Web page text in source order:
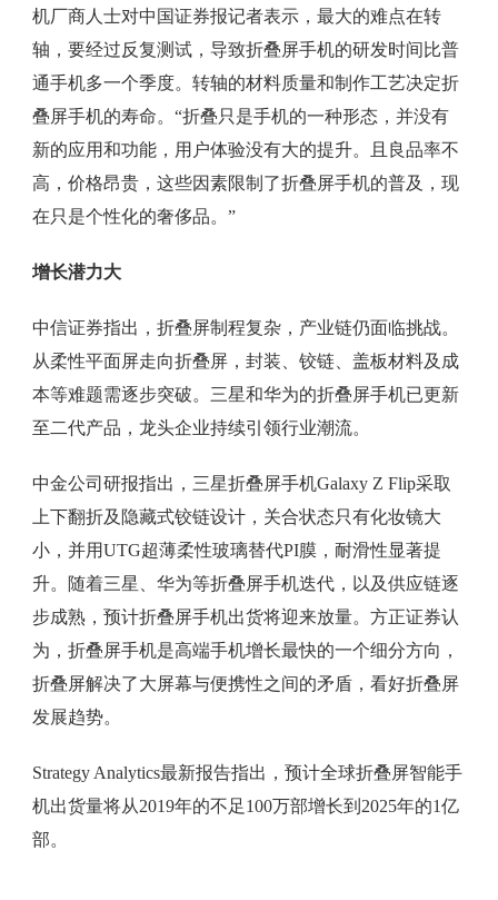
机厂商人士对中国证券报记者表示，最大的难点在转
轴，要经过反复测试，导致折叠屏手机的研发时间比普
通手机多一个季度。转轴的材料质量和制作工艺决定折
叠屏手机的寿命。“折叠只是手机的一种形态，并没有
新的应用和功能，用户体验没有大的提升。且良品率不
高，价格昂贵，这些因素限制了折叠屏手机的普及，现
在只是个性化的奢侈品。”
增长潜力大
中信证券指出，折叠屏制程复杂，产业链仍面临挑战。
从柔性平面屏走向折叠屏，封装、铰链、盖板材料及成
本等难题需逐步突破。三星和华为的折叠屏手机已更新
至二代产品，龙头企业持续引领行业潮流。
中金公司研报指出，三星折叠屏手机Galaxy Z Flip采取
上下翻折及隐藏式铰链设计，关合状态只有化妆镜大
小，并用UTG超薄柔性玻璃替代PI膜，耐滑性显著提
升。随着三星、华为等折叠屏手机迭代，以及供应链逐
步成熟，预计折叠屏手机出货将迎来放量。方正证券认
为，折叠屏手机是高端手机增长最快的一个细分方向，
折叠屏解决了大屏幕与便携性之间的矛盾，看好折叠屏
发展趋势。
Strategy Analytics最新报告指出，预计全球折叠屏智能手
机出货量将从2019年的不足100万部增长到2025年的1亿
部。